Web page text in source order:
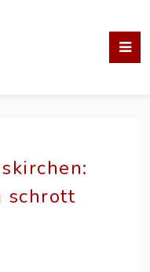
schrott